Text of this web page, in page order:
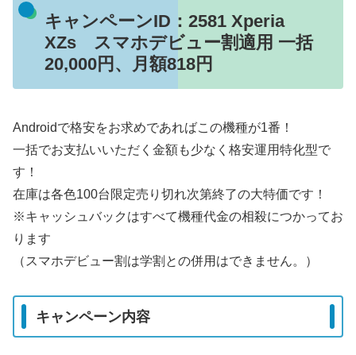
キャンペーンID：2581 Xperia
XZs スマホデビュー割適用 一括
20,000円、月額818円
Androidで格安をお求めであればこの機種が1番！
一括でお支払いいただく金額も少なく格安運用特化型で
す！
在庫は各色100台限定売り切れ次第終了の大特価です！
※キャッシュバックはすべて機種代金の相殺につかってお
ります
（スマホデビュー割は学割との併用はできません。）
キャンペーン内容